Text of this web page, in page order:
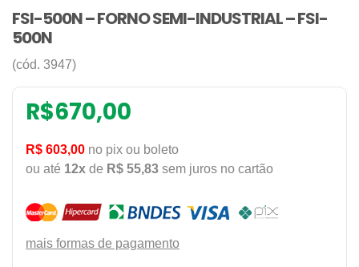
FSI-500N – FORNO SEMI-INDUSTRIAL – FSI-
500N
(cód. 3947)
R$670,00
R$ 603,00 no pix ou boleto
ou até 12x de R$ 55,83 sem juros no cartão
mais formas de pagamento